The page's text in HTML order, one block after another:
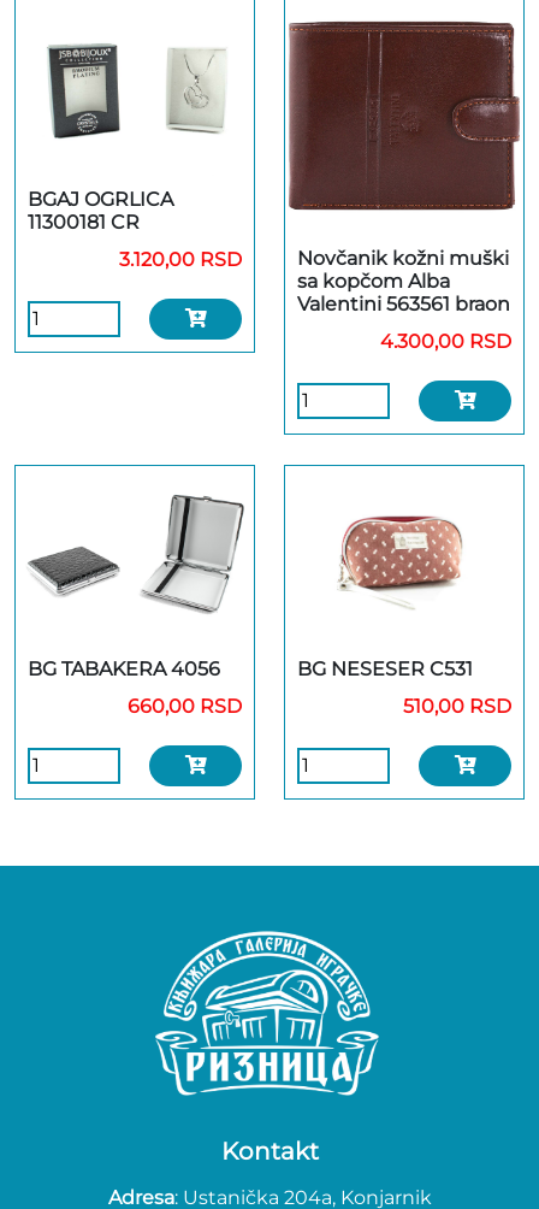
BGAJ OGRLICA
11300181 CR
3.120,00 RSD
Novčanik kožni muški
sa kopčom Alba
Valentini 563561 braon
4.300,00 RSD
BG TABAKERA 4056
660,00 RSD
BG NESESER C531
510,00 RSD
Kontakt
Adresa: Ustanička 204a, Konjarnik